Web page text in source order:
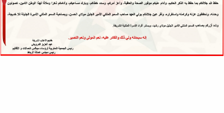
الدول العربية تجد نفسها في وضع معقد:
من جهة، ضغوط القوى الكبرى التي تتحرك وفق مصالحها.
ومن جهة أخرى، ضغوط جماعات أيديولوجية تريد جرّ المجتمعات إلى
اصطفافات لا تخدم استقرار الدول.